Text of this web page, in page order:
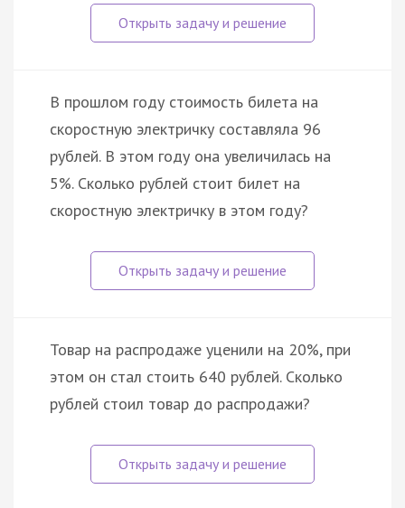
В прошлом году стоимость билета на
скоростную электричку составляла 96
рублей. В этом году она увеличилась на
5%. Сколько рублей стоит билет на
скоростную электричку в этом году?
Товар на распродаже уценили на 20%, при
этом он стал стоить 640 рублей. Сколько
рублей стоил товар до распродажи?